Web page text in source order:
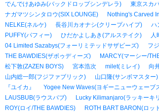
でんでけあゆみ(バックドロップシンデレラ)
東京スカ
ナガマツシンタロウ(SIX LOUNGE)
Nothing's Carved
NELKE(ネルケ)
長谷川カオナシ(クリープハイプ) ハ
PUFFY(パフィー)
ひだかよしあき(アルステイク) 人
04 Limited Sazabys(フォーリミテッドサザビーズ)
フ
THE BAWDIES(ザボゥディーズ)
MARCY(マーシー/
松下敦(ZAZEN BOYS)
宮本浩次 milet(ミレイ) 向
山内総一郎(フジファブリック)
山口隆(サンボマスター)
『ユイカ』
Yogee New Waves(ヨギーニューウェーブ
LAUSBUB(ラウスバブ)
Lucky Kilimanjaro(ラッキーキ
ROY(ロイ/THE BAWDIES)
ROTH BART BARON(ロッ